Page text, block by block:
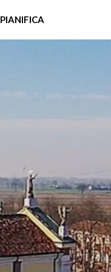
PIANIFICA